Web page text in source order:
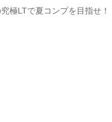
極LTで夏コンプを目指せ！